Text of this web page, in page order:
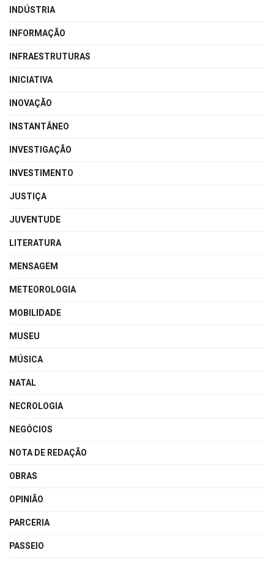
INDÚSTRIA
INFORMAÇÃO
INFRAESTRUTURAS
INICIATIVA
INOVAÇÃO
INSTANTÂNEO
INVESTIGAÇÃO
INVESTIMENTO
JUSTIÇA
JUVENTUDE
LITERATURA
MENSAGEM
METEOROLOGIA
MOBILIDADE
MUSEU
MÚSICA
NATAL
NECROLOGIA
NEGÓCIOS
NOTA DE REDAÇÃO
OBRAS
OPINIÃO
PARCERIA
PASSEIO